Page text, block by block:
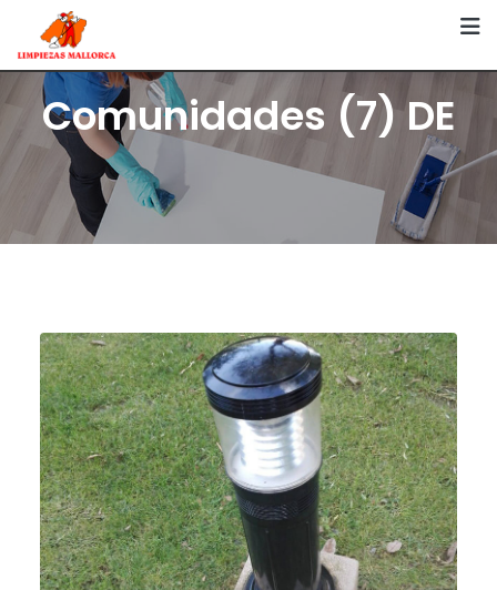
content
Comunidades (7) DE